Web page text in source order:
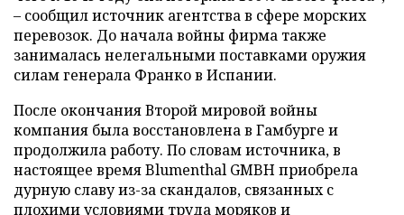
– сообщил источник агентства в сфере морских
перевозок. До начала войны фирма также
занималась нелегальными поставками оружия
силам генерала Франко в Испании.
После окончания Второй мировой войны
компания была восстановлена в Гамбурге и
продолжила работу. По словам источника, в
настоящее время Blumenthal GMBH приобрела
дурную славу из-за скандалов, связанных с
плохими условиями труда моряков и